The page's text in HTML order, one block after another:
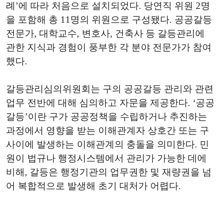
례 ’에 따라 처음으로 설치되었다. 당연직 위원 2명
을 포함해 총 11명의 위원으로 구성됐다. 공공갈등
전문가, 대학교수, 변호사, 건축사 등 갈등관리에
관한 지식과 경험이 풍부한 각 분야 전문가가 참여
했다.
갈등관리심의위원회는 구의 공공갈등 관리와 관련
업무 전반에 대해 심의하고 자문을 제공한다. ‘공공
갈등’이란 구가 공공정책을 수립하거나 추진하는
과정에서 영향을 받는 이해관계자 상호간 또는 구
사이에 발생하는 이해관계의 충돌을 의미한다. 민
원이 법규나 행정시스템에서 관리가 가능한 데에
비해 , 갈등은 행정기관의 업무권한 및 재량권을 넘
어 복합적으로 발생해 초기 대처가 어렵다.